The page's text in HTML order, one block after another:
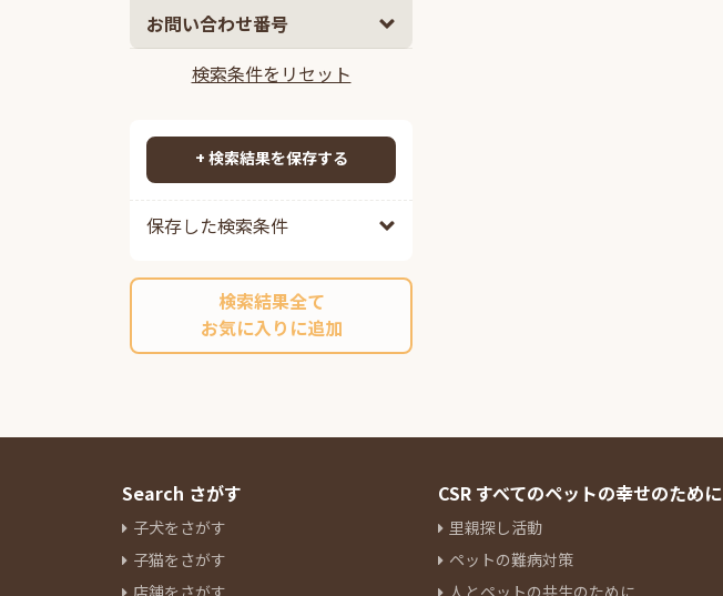
ミックス 894
ポメチワ 88
チワックス 96
ペキプー 38
ポンスキーミックス
その他ミックス
213
ボストンテリア
キャバリアキングチャールズス
パニエル
ラブラドールレトリーバー
2ヵ月 5ヵ月以上
10 100
100万円以上
お問い合わせ番号
検索する
検索条件をリセット
+ 検索結果を保存する
保存した検索条件
検索結果全て
お気に入りに追加
Search さがす
子犬をさがす
子猫をさがす
店舗をさがす
CSR すべてのペットの幸せのために
里親探し活動
ペットの難病対策
人とペットの共生のために